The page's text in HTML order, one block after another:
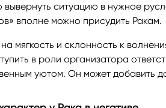
вывернуть ситуацию в нужное
вполне можно присудить Ракам.
мягкость и склонность к
в роли организатора
уютом. Он может добавить